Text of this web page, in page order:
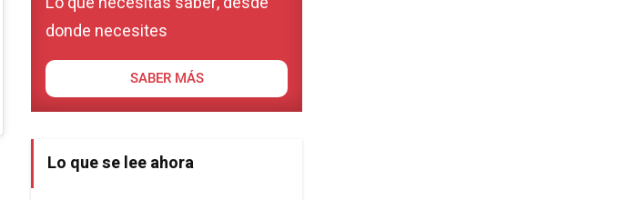
donde necesites
SABER MÁS
Lo que se lee ahora